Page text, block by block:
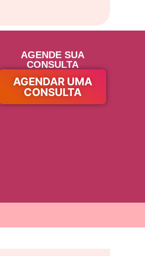
AGENDE SUA
CONSULTA
AGENDAR UMA
CONSULTA